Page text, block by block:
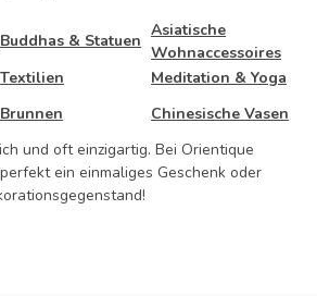
Buddhas & Statuen
Asiatische
Wohnaccessoires
Textilien
Meditation & Yoga
Brunnen
Chinesische Vasen
und oft einzigartig. Bei Orientique
ein einmaliges Geschenk oder